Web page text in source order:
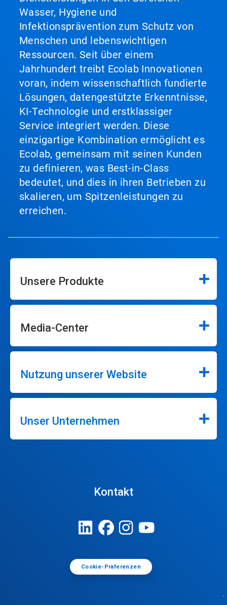
Wasser, Hygiene und
Infektionsprävention zum Schutz von
Menschen und lebenswichtigen
Ressourcen. Seit über einem
Jahrhundert treibt Ecolab Innovationen
voran, indem wissenschaftlich fundierte
Lösungen, datengestützte Erkenntnisse,
KI-Technologie und erstklassiger
Service integriert werden. Diese
einzigartige Kombination ermöglicht es
Ecolab, gemeinsam mit seinen Kunden
zu definieren, was Best-in-Class
bedeutet, und dies in ihren Betrieben zu
skalieren, um Spitzenleistungen zu
erreichen.
Unsere Produkte
Media-Center
Nutzung unserer Website
Unser Unternehmen
Kontakt
Cookie-Präferenzen